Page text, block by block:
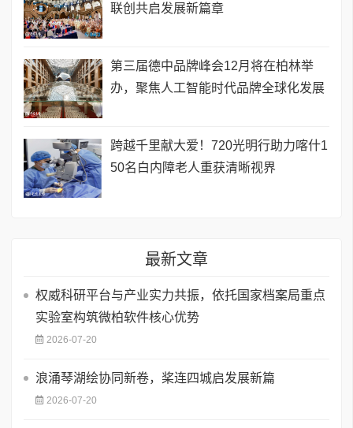
联创共启发展新篇章
第三届德中品牌峰会12月将在柏林举
办，聚焦人工智能时代品牌全球化发展
跨越千里献大爱！720光明行助力喀什1
50名白内障老人重获清晰视界
最新文章
权威科研平台与产业实力共振，依托国家档案局重点
实验室构筑微柏软件核心优势
2026-07-20
浪涌琴湖绘协同新卷，桨连四城启发展新篇
2026-07-20